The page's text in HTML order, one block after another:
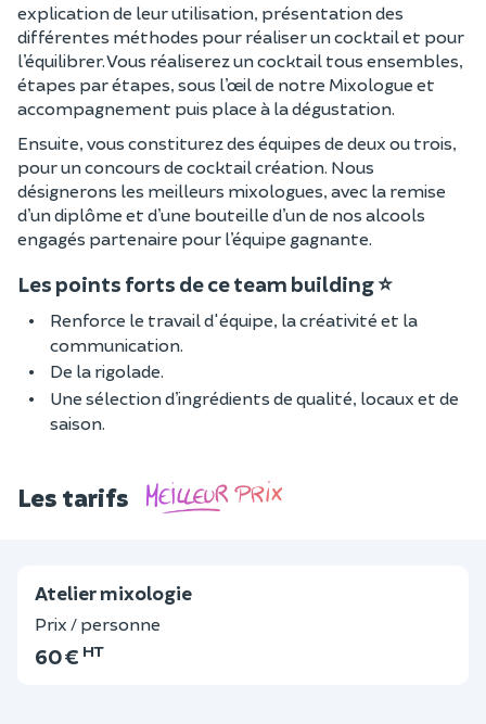
explication de leur utilisation, présentation des
différentes méthodes pour réaliser un cocktail et pour
l’équilibrer. Vous réaliserez un cocktail tous ensembles,
étapes par étapes, sous l’œil de notre Mixologue et
accompagnement puis place à la dégustation.
Ensuite, vous constiturez des équipes de deux ou trois,
pour un concours de cocktail création. Nous
désignerons les meilleurs mixologues, avec la remise
d’un diplôme et d’une bouteille d’un de nos alcools
engagés partenaire pour l’équipe gagnante.
Les points forts de ce team building ⭐
Renforce le travail d'équipe, la créativité et la
communication.
De la rigolade.
Une sélection d’ingrédients de qualité, locaux et de
saison.
Les tarifs
Atelier mixologie
Prix / personne
60 € HT